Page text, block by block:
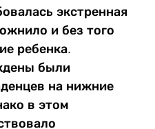
экстренная
и без того
ребенка.
были
на нижние
в этом